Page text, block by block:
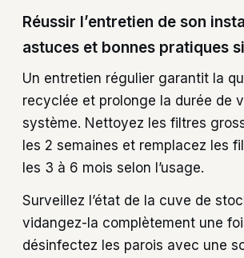
Réussir l’entretien de son
astuces et bonnes pratiques
Un entretien régulier garantit la
recyclée et prolonge la durée de
système. Nettoyez les filtres
les 2 semaines et remplacez les
les 3 à 6 mois selon l’usage.
Surveillez l’état de la cuve de
vidangez-la complètement une
désinfectez les parois avec une